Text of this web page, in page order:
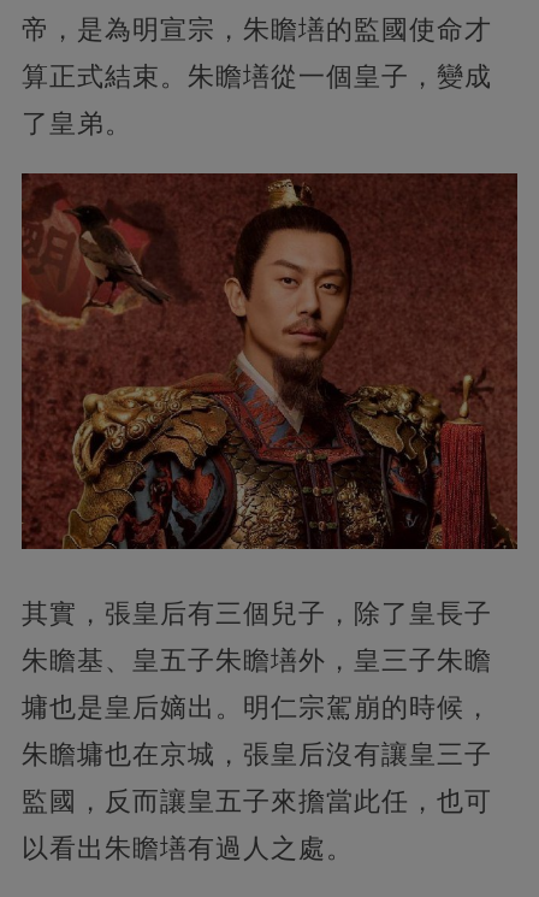
帝，是為明宣宗，朱瞻墡的監國使命才
算正式結束。朱瞻墡從一個皇子，變成
了皇弟。
其實，張皇后有三個兒子，除了皇長子
朱瞻基、皇五子朱瞻墡外，皇三子朱瞻
墉也是皇后嫡出。明仁宗駕崩的時候，
朱瞻墉也在京城，張皇后沒有讓皇三子
監國，反而讓皇五子來擔當此任，也可
以看出朱瞻墡有過人之處。